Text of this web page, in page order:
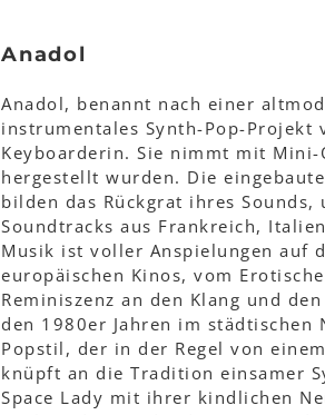
Anadol
Anadol, benannt nach einer
instrumentales Synth-Pop-Projekt
Keyboarderin. Sie nimmt mit
hergestellt wurden. Die
bilden das Rückgrat ihres
Soundtracks aus Frankreich,
Musik ist voller Anspielungen auf
europäischen Kinos, vom
Reminiszenz an den Klang und
den 1980er Jahren im
Popstil, der in der Regel von
knüpft an die Tradition einsamer
Space Lady mit ihrer kindlichen